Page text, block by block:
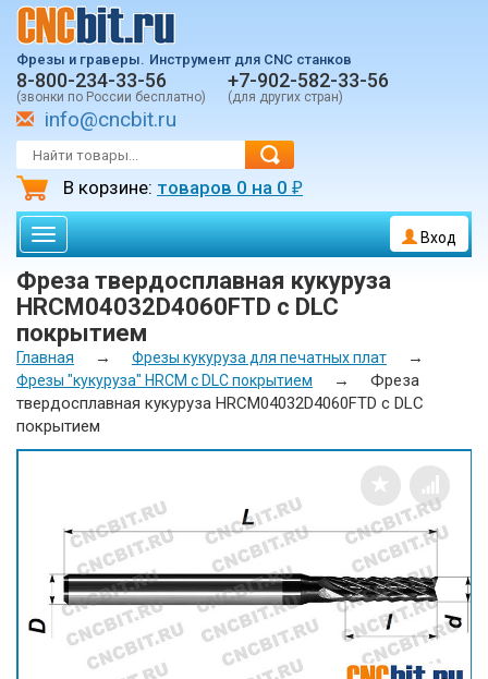
Фрезы и граверы. Инструмент для CNC станков
8-800-234-33-56
(звонки по России бесплатно)
+7-902-582-33-56
(для других стран)
info@cncbit.ru
В корзине: товаров 0 на 0 ₽
Toggle
navigation
Вход
Фреза твердосплавная кукуруза
HRCM04032D4060FTD c DLC
покрытием
Главная → Фрезы кукуруза для печатных плат →
Фрезы "кукуруза" HRCM с DLC покрытием →
Фреза
твердосплавная кукуруза HRCM04032D4060FTD c DLC
покрытием